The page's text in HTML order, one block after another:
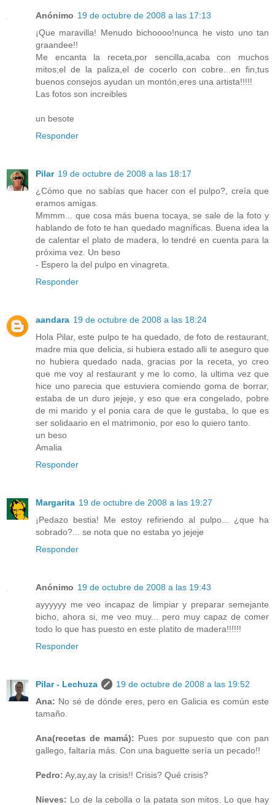
Anónimo 19 de octubre de 2008 a las 17:13
¡Que maravilla! Menudo bichoooo!nunca he visto uno tan
graandee!!
Me encanta la receta,por sencilla,acaba con muchos
mitos;el de la paliza,el de cocerlo con cobre...en fin,tus
buenos consejos ayudan un montón,eres una artista!!!!!
Las fotos son increibles
un besote
Responder
Pilar 19 de octubre de 2008 a las 18:17
¿Cómo que no sabías que hacer con el pulpo?, creía que
eramos amigas.
Mmmm... que cosa más buena tocaya, se sale de la foto y
hablando de foto te han quedado magníficas. Buena idea la
de calentar el plato de madera, lo tendré en cuenta para la
próxima vez. Un beso
- Espero la del pulpo en vinagreta.
Responder
aandara 19 de octubre de 2008 a las 18:24
Hola Pilar, este pulpo te ha quedado, de foto de restaurant,
madre mia que delicia, si hubiera estado alli te aseguro que
no hubiera quedado nada, gracias por la receta, yo creo
que me voy al restaurant y me lo como, la ultima vez que
hice uno parecia que estuviera comiendo goma de borrar,
estaba de un duro jejeje, y eso que era congelado, pobre
de mi marido y el ponia cara de que le gustaba, lo que es
ser solidaario en el matrimonio, por eso lo quiero tanto.
un beso
Amalia
Responder
Margarita 19 de octubre de 2008 a las 19:27
¡Pedazo bestia! Me estoy refiriendo al pulpo... ¿que ha
sobrado?... se nota que no estaba yo jejeje
Responder
Anónimo 19 de octubre de 2008 a las 19:43
ayyyyyy me veo incapaz de limpiar y preparar semejante
bicho, ahora si, me veo muy... pero muy capaz de comer
todo lo que has puesto en este platito de madera!!!!!!
Responder
Pilar - Lechuza
19 de octubre de 2008 a las 19:52
Ana: No sé de dónde eres, pero en Galicia es común este
tamaño.
Ana(recetas de mamá): Pues por supuesto que con pan
gallego, faltaría más. Con una baguette sería un pecado!!
Pedro: Ay,ay,ay la crisis!! Crisis? Qué crisis?
Nieves: Lo de la cebolla o la patata son mitos. Lo que hay